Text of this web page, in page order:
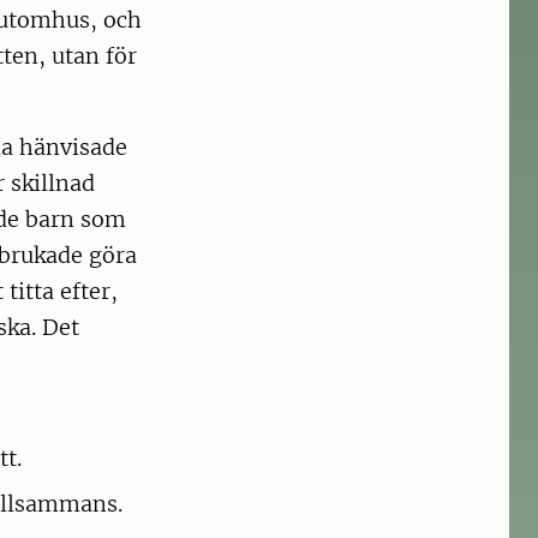
och
utan för
hänvisade
skillnad
barn som
göra
titta efter,
Det